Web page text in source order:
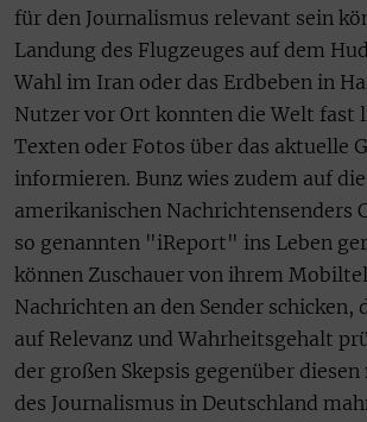
für den Journalismus relevant sein
Landung des Flugzeuges auf dem
Wahl im Iran oder das Erdbeben in
Nutzer vor Ort konnten die Welt fast
Texten oder Fotos über das aktuelle
informieren. Bunz wies zudem auf die
amerikanischen Nachrichtensenders
so genannten "iReport" ins Leben
können Zuschauer von ihrem
Nachrichten an den Sender schicken,
auf Relevanz und Wahrheitsgehalt
der großen Skepsis gegenüber
des Journalismus in Deutschland